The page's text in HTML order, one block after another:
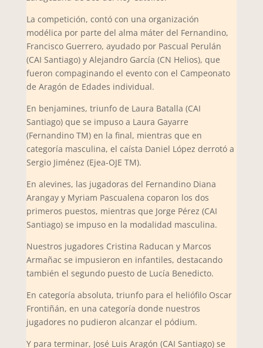
La competición, contó con una organización
modélica por parte del alma máter del Fernandino,
Francisco Guerrero, ayudado por Pascual Perulán
(CAI Santiago) y Alejandro García (CN Helios), que
fueron compaginando el evento con el Campeonato
de Aragón de Edades individual.
En benjamines, triunfo de Laura Batalla (CAI
Santiago) que se impuso a Laura Gayarre
(Fernandino TM) en la final, mientras que en
categoría masculina, el caísta Daniel López derrotó a
Sergio Jiménez (Ejea-OJE TM).
En alevines, las jugadoras del Fernandino Diana
Arangay y Myriam Pascualena coparon los dos
primeros puestos, mientras que Jorge Pérez (CAI
Santiago) se impuso en la modalidad masculina.
Nuestros jugadores Cristina Raducan y Marcos
Armañac se impusieron en infantiles, destacando
también el segundo puesto de Lucía Benedicto.
En categoría absoluta, triunfo para el heliófilo Oscar
Frontiñán, en una categoría donde nuestros
jugadores no pudieron alcanzar el pódium.
Y para terminar, José Luis Aragón (CAI Santiago) se